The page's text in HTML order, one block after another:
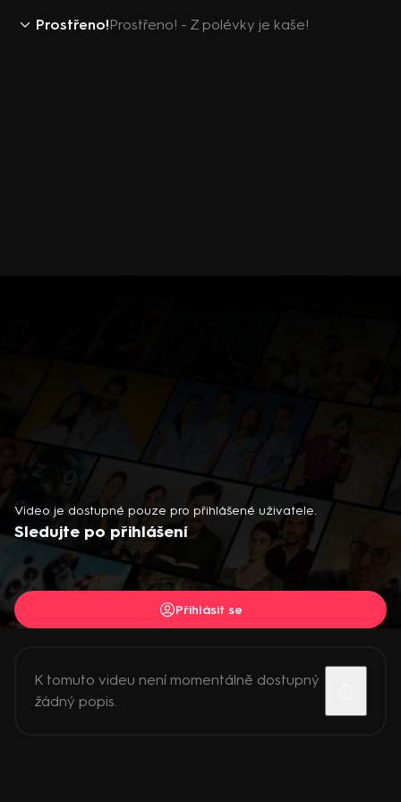
Prostřeno!Prostřeno! - Z polévky je kaše!
Video je dostupné pouze pro přihlášené uživatele.
Sledujte po přihlášení
Přihlásit se
K tomuto videu není momentálně dostupný
žádný popis.